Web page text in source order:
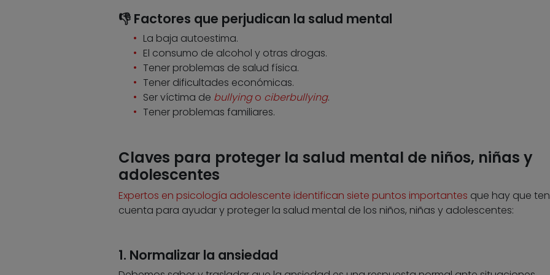
👎 Factores que perjudican la salud mental
La baja autoestima.
El consumo de alcohol y otras drogas.
Tener problemas de salud física.
Tener dificultades económicas.
Ser víctima de bullyingo ciberbullying.
Tener problemas familiares.
Claves para proteger la salud mental de niños, niñas y
adolescentes
Expertos en psicología adolescente identifican siete puntos importantes que hay que
cuenta para ayudar y proteger la salud mental de los niños, niñas y adolescentes:
1. Normalizar la ansiedad